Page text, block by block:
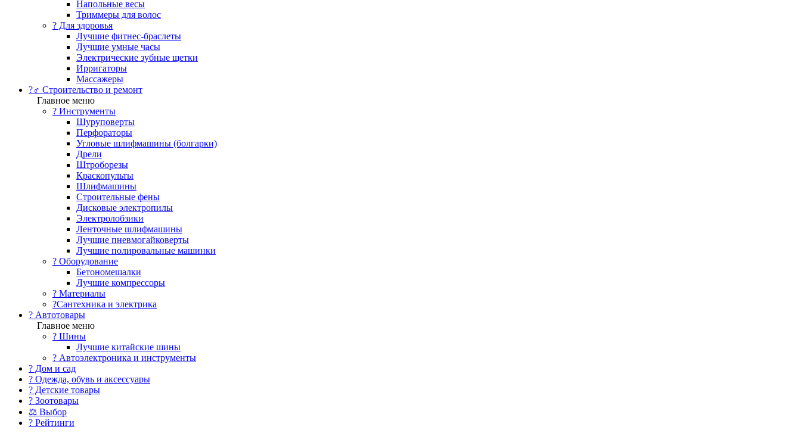
Напольные весы
Триммеры для волос
? Для здоровья
Лучшие фитнес-браслеты
Лучшие умные часы
Электрические зубные щетки
Ирригаторы
Массажеры
?‍♂️ Строительство и ремонт
Главное меню
?️ Инструменты
Шуруповерты
Перфораторы
Угловые шлифмашины (болгарки)
Дрели
Штроборезы
Краскопульты
Шлифмашины
Строительные фены
Дисковые электропилы
Электролобзики
Ленточные шлифмашины
Лучшие пневмогайковерты
Лучшие полировальные машинки
?️ Оборудование
Бетономешалки
Лучшие компрессоры
? Материалы
?Сантехника и электрика
? Автотовары
Главное меню
? Шины
Лучшие китайские шины
? Автоэлектроника и инструменты
? Дом и сад
? Одежда, обувь и аксессуары
? Детские товары
? Зоотовары
⚖ Выбор
? Рейтинги